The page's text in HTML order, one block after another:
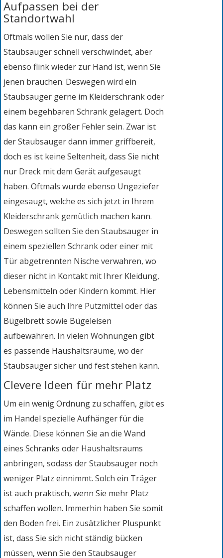
Aufpassen bei der
Standortwahl
Oftmals wollen Sie nur, dass der
Staubsauger schnell verschwindet, aber
ebenso flink wieder zur Hand ist, wenn Sie
jenen brauchen. Deswegen wird ein
Staubsauger gerne im Kleiderschrank oder
einem begehbaren Schrank gelagert. Doch
das kann ein großer Fehler sein. Zwar ist
der Staubsauger dann immer griffbereit,
doch es ist keine Seltenheit, dass Sie nicht
nur Dreck mit dem Gerät aufgesaugt
haben. Oftmals wurde ebenso Ungeziefer
eingesaugt, welche es sich jetzt in Ihrem
Kleiderschrank gemütlich machen kann.
Deswegen sollten Sie den Staubsauger in
einem speziellen Schrank oder einer mit
Tür abgetrennten Nische verwahren, wo
dieser nicht in Kontakt mit Ihrer Kleidung,
Lebensmitteln oder Kindern kommt. Hier
können Sie auch Ihre Putzmittel oder das
Bügelbrett sowie Bügeleisen
aufbewahren. In vielen Wohnungen gibt
es passende Haushaltsräume, wo der
Staubsauger sicher und fest stehen kann.
Clevere Ideen für mehr Platz
Um ein wenig Ordnung zu schaffen, gibt es
im Handel spezielle Aufhänger für die
Wände. Diese können Sie an die Wand
eines Schranks oder Haushaltsraums
anbringen, sodass der Staubsauger noch
weniger Platz einnimmt. Solch ein Träger
ist auch praktisch, wenn Sie mehr Platz
schaffen wollen. Immerhin haben Sie somit
den Boden frei. Ein zusätzlicher Pluspunkt
ist, dass Sie sich nicht ständig bücken
müssen, wenn Sie den Staubsauger